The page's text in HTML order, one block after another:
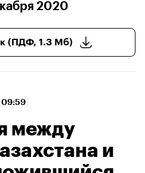
2020
(ПДФ, 1.3 Мб)
09:59
между
и